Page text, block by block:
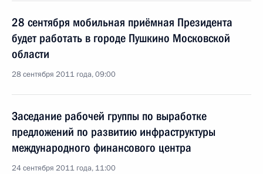
28 сентября мобильная приёмная Президента
будет работать в городе Пушкино Московской
области
28 сентября 2011 года, 09:00
Заседание рабочей группы по выработке
предложений по развитию инфраструктуры
международного финансового центра
24 сентября 2011 года, 11:00